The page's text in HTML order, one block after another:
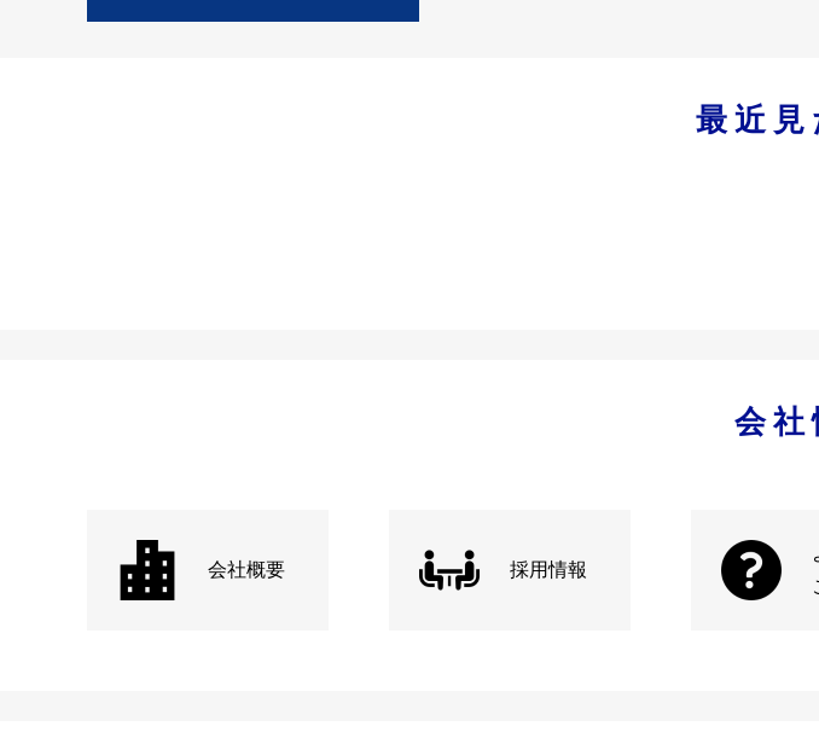
最近見
会社
会社概要 採用情報